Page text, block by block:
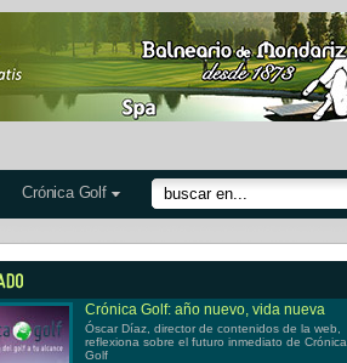
Crónica Golf
Crónica Golf: año nuevo, vida nueva
Óscar Díaz, director de contenidos de la web,
reflexiona sobre el futuro inmediato de Crónica
Golf